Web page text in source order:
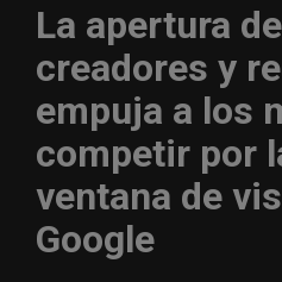
La apertura
creadores y
empuja a los
competir por
ventana de
Google